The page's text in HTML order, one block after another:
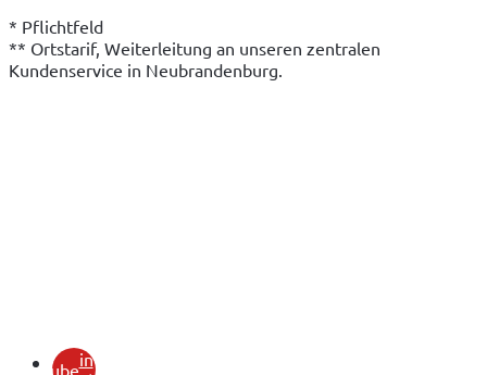
* Pflichtfeld
** Ortstarif, Weiterleitung an unseren zentralen
Kundenservice in Neubrandenburg.
youtubein